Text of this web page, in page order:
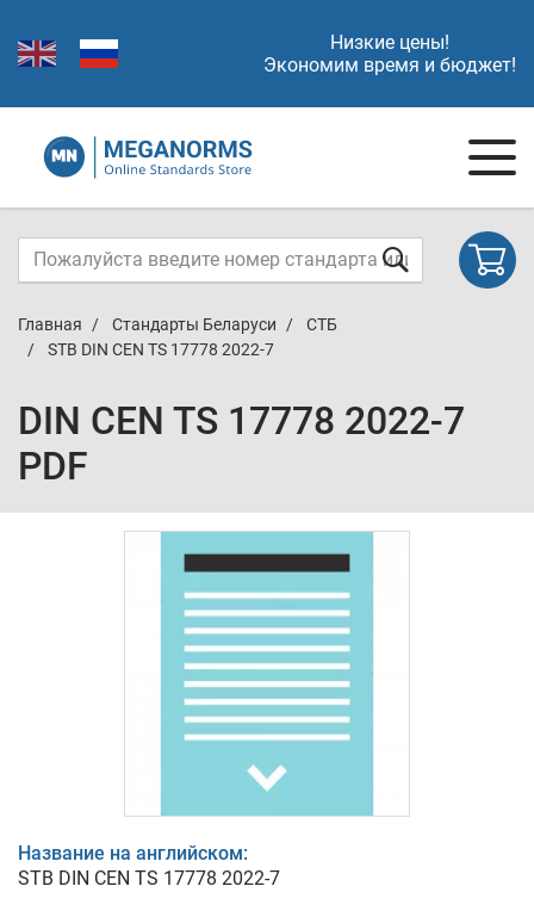
Низкие цены!
Экономим время и бюджет!
Главная Стандарты Беларуси
СТБ
STB DIN CEN TS 17778 2022-7
DIN CEN TS 17778 2022-7
PDF
Название на английском:
STB DIN CEN TS 17778 2022-7